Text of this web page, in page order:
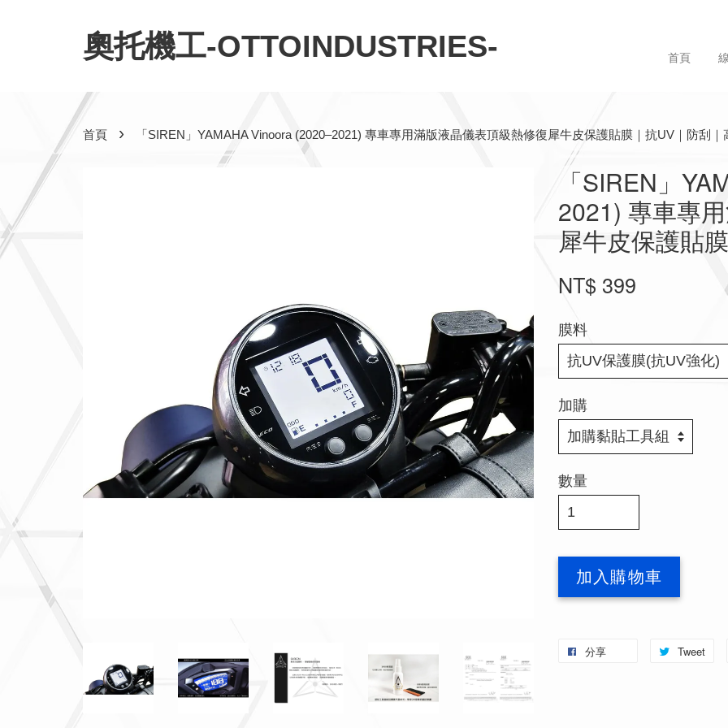
奧托機工-OTTOINDUSTRIES- 首頁
首頁 › 「SIREN」YAMAHA Vinoora (2020–2021) 專車專用滿版液晶儀表頂級熱修復犀牛皮保護貼膜｜抗UV｜防刮｜
「SIREN」
2021) 專車專
犀牛皮保護貼
NT$ 399
膜料
加購
數量
加入購物車
分享 Tweet